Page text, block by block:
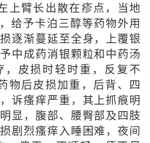
上臂长出散在疹点，当地
给予卡泊三醇等药物外用
逐渐蔓延至全身，上覆银
中成药消银颗粒和中药汤
，皮损时轻时重，反复不
物后皮损加重，后背、四
诉瘙痒严重，其上抓痕明
显，腹部、腰臀部及四肢
剧烈瘙痒入睡困难，夜间